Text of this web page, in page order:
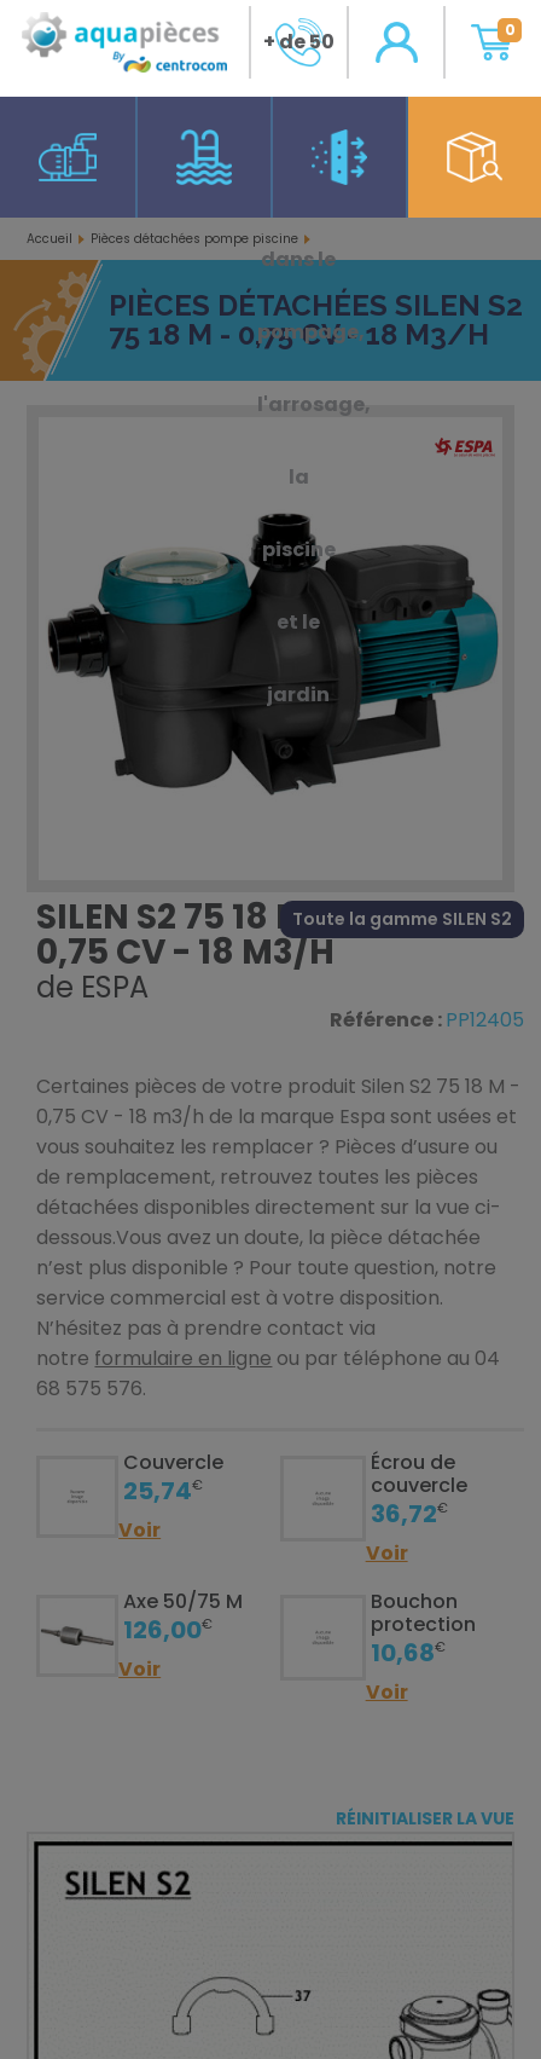
+ de 50
d'expérience
dans le
pompage,
l'arrosage,
la
piscine
et le
jardin
0
Accueil Pièces détachées pompe piscine
Pièces détachées Silen S2 75 18 M - 0,75 CV - 18 m3/h
PIÈCES DÉTACHÉES SILEN S2
75 18 M - 0,75 CV - 18 M3/H
SILEN S2 75 18 M -
0,75 CV - 18 M3/H
de ESPA
Toute la gamme SILEN S2
Référence :PP12405
Certaines pièces de votre produit Silen S2 75 18 M -
0,75 CV - 18 m3/h de la marque Espa sont usées et
vous souhaitez les remplacer ? Pièces d’usure ou
de remplacement, retrouvez toutes les pièces
détachées disponibles directement sur la vue ci-
dessous.Vous avez un doute, la pièce détachée
n’est plus disponible ? Pour toute question, notre
service commercial est à votre disposition.
N’hésitez pas à prendre contact via
notre formulaire en ligne ou par téléphone au 04
68 575 576.
Couvercle
25,74€
Voir
Écrou de
couvercle
36,72€
Voir
Axe 50/75 M
126,00€
Voir
Bouchon
protection
10,68€
Voir
RÉINITIALISER LA VUE